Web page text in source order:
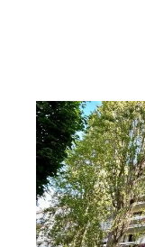
CACHAN 94
18,29 m2, 1
Ref : 6995
165